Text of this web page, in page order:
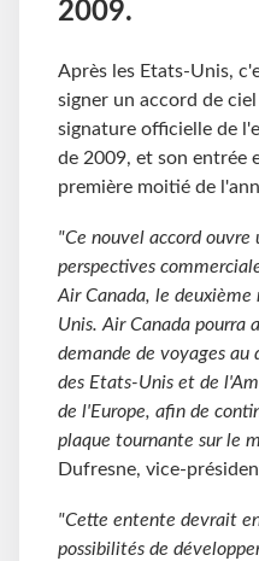
2009.
Après les Etats-Unis,
signer un accord de
signature officielle de
de 2009, et son entrée
première moitié de
"Ce nouvel accord
perspectives
Air Canada, le deuxième
Unis. Air Canada pourra
demande de voyages au
des Etats-Unis et de
de l'Europe, afin de
plaque tournante sur le
Dufresne, vice-
"Cette entente devrait
possibilités de